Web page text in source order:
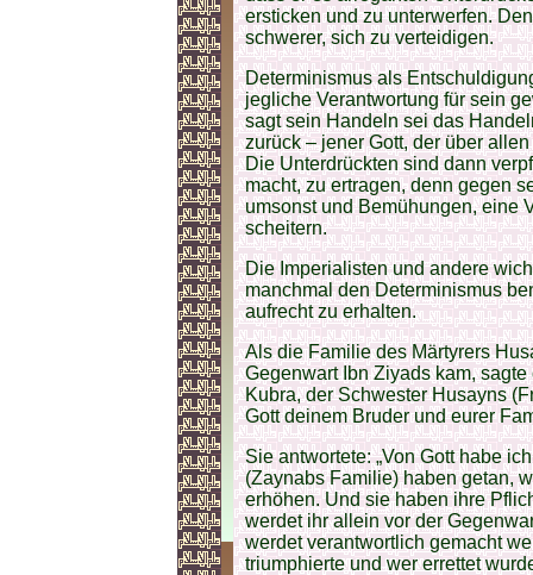
ersticken und zu unterwerfen.
schwerer, sich zu verteidigen.
Determinismus als
jegliche Verantwortung für sein
sagt sein Handeln sei das
zurück – jener Gott, der über
Die Unterdrückten sind dann
macht, zu ertragen, denn gegen
umsonst und Bemühungen, eine
scheitern.
Die Imperialisten und andere
manchmal den Determinismus
aufrecht zu erhalten.
Als die Familie des Märtyrers
Gegenwart Ibn Ziyads kam,
Kubra, der Schwester Husayns
Gott deinem Bruder und eurer
Sie antwortete: „Von Gott habe
(Zaynabs Familie) haben getan,
erhöhen. Und sie haben ihre
werdet ihr allein vor der
werdet verantwortlich gemacht
triumphierte und wer errettet